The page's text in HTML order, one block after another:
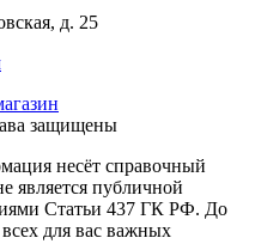
д. 25
защищены
несёт справочный
является публичной
Статьи 437 ГК РФ. До
всех для вас важных